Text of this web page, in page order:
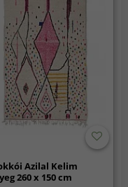
Azilal Kelim
260 x 150 cm